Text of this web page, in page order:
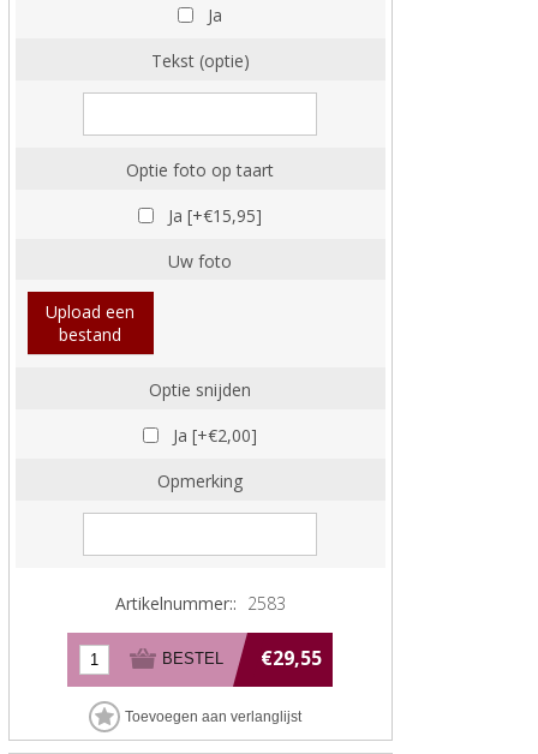
Ja
Tekst (optie)
Optie foto op taart
Ja [+€15,95]
Uw foto
Upload een
bestand
Optie snijden
Ja [+€2,00]
Opmerking
Artikelnummer:: 2583
€29,55